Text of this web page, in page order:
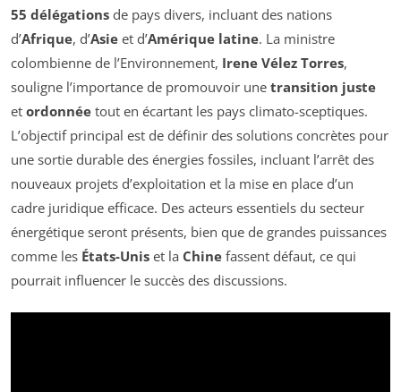
55 délégations de pays divers, incluant des nations
d’Afrique, d’Asie et d’Amérique latine. La ministre
colombienne de l’Environnement, Irene Vélez Torres,
souligne l’importance de promouvoir une transition juste
et ordonnée tout en écartant les pays climato-sceptiques.
L’objectif principal est de définir des solutions concrètes pour
une sortie durable des énergies fossiles, incluant l’arrêt des
nouveaux projets d’exploitation et la mise en place d’un
cadre juridique efficace. Des acteurs essentiels du secteur
énergétique seront présents, bien que de grandes puissances
comme les États-Unis et la Chine fassent défaut, ce qui
pourrait influencer le succès des discussions.